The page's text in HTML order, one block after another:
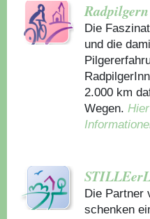
Radpilgern
Die
und die
2.000 km
Wegen.
Die Partner
schenken